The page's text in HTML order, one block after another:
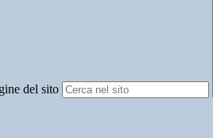
del sito